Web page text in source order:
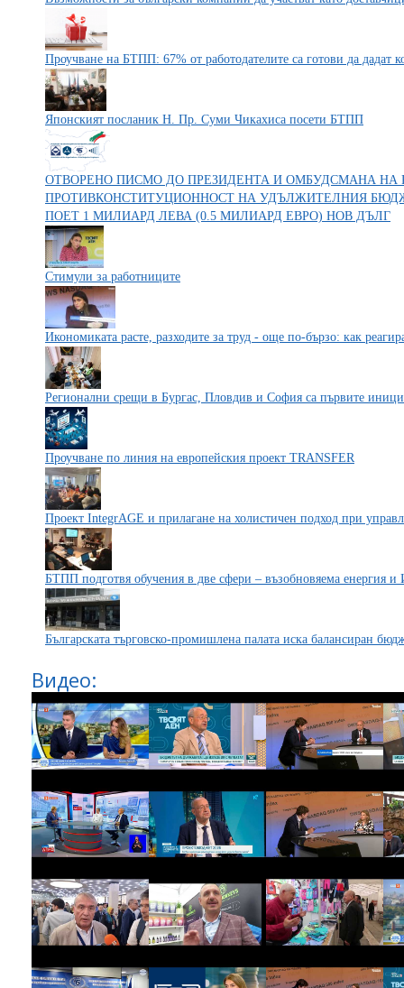
Проучване на БТПП: 67% от работодателите са готови да дадат
Японският посланик Н. Пр. Суми Чикахиса посети БТПП
ОТВОРЕНО ПИСМО ДО ПРЕЗИДЕНТА И ОМБУДСМАНА НА
ПРОТИВКОНСТИТУЦИОННОСТ НА УДЪЛЖИТЕЛНИЯ
ПОЕТ 1 МИЛИАРД ЛЕВА (0.5 МИЛИАРД ЕВРО) НОВ ДЪЛГ
Стимули за работниците
Икономиката расте, разходите за труд - още по-бързо: как
Регионални срещи в Бургас, Пловдив и София са първите
Проучване по линия на европейския проект TRANSFER
Проект IntegrAGE и прилагане на холистичен подход при
БТПП подготвя обучения в две сфери – възобновяема енергия и
Българската търговско-промишлена палата иска балансиран
Видео: